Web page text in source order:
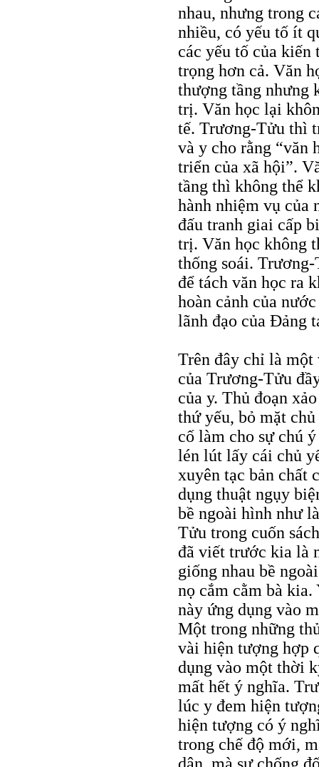
nhau, nhưng trong
nhiều, có yếu tố ít
các yếu tố của
trọng hơn cả. Văn
thượng tầng nhưng
trị. Văn học lại
tế. Trương-Tửu thì
và y cho rằng “văn
triển của xã hội”.
tầng thì không thể
hành nhiệm vụ của
đấu tranh giai cấp
trị. Văn học không
thống soái.
để tách văn học ra
hoàn cảnh của
lãnh đạo của Đảng
Trên đây chỉ là một
của Trương-Tửu
của y. Thủ đoạn
thứ yếu, bỏ mặt
cố làm cho sự chú
lén lút lấy cái chủ
xuyên tạc bản chất
dụng thuật ngụy
bề ngoài hình như
Tửu trong cuốn
đã viết trước kia là
giống nhau bề
nọ cắm cằm bà
này ứng dụng vào
Một trong những
vài hiện tượng hợp
dụng vào một thời
mất hết ý nghĩa.
lúc y đem hiện
hiện tượng có ý
trong chế độ mới,